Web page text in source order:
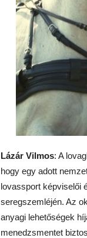
Lázár Vilmos: A
hogy egy adott
lovassport képviselői
seregszemléjén. Az
anyagi lehetőségek
menedzsmentet